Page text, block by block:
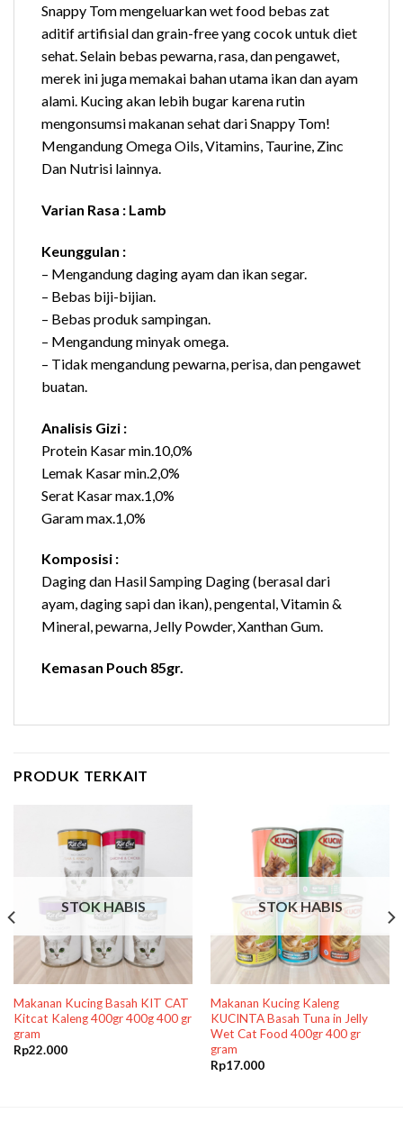
Snappy Tom mengeluarkan wet food bebas zat
aditif artifisial dan grain-free yang cocok untuk diet
sehat. Selain bebas pewarna, rasa, dan pengawet,
merek ini juga memakai bahan utama ikan dan ayam
alami. Kucing akan lebih bugar karena rutin
mengonsumsi makanan sehat dari Snappy Tom!
Mengandung Omega Oils, Vitamins, Taurine, Zinc
Dan Nutrisi lainnya.
Varian Rasa : Lamb
Keunggulan :
– Mengandung daging ayam dan ikan segar.
– Bebas biji-bijian.
– Bebas produk sampingan.
– Mengandung minyak omega.
– Tidak mengandung pewarna, perisa, dan pengawet
buatan.
Analisis Gizi :
Protein Kasar min.10,0%
Lemak Kasar min.2,0%
Serat Kasar max.1,0%
Garam max.1,0%
Komposisi :
Daging dan Hasil Samping Daging (berasal dari
ayam, daging sapi dan ikan), pengental, Vitamin &
Mineral, pewarna, Jelly Powder, Xanthan Gum.
Kemasan Pouch 85gr.
PRODUK TERKAIT
STOK HABIS
Makanan Kucing Basah KIT CAT
Kitcat Kaleng 400gr 400g 400 gr
gram
Rp22.000
STOK HABIS
Makanan Kucing Kaleng
KUCINTA Basah Tuna in Jelly
Wet Cat Food 400gr 400 gr
gram
Rp17.000